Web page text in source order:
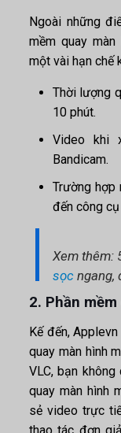
Ngoài những
mềm quay
một vài hạn chế
Thời lượng
10 phút.
Video khi
Bandicam.
Trường hợp
đến công
Xem thêm:
sọc ngang,
2. Phần
Kế đến,
quay màn hình
VLC, bạn
quay màn hình
sẻ video trực
thao tác đơn